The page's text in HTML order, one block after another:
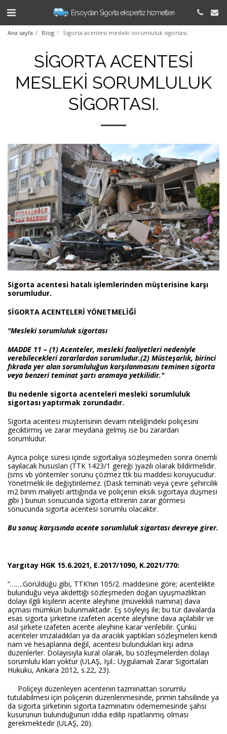
Ersoydan Sigorta ekspertiz hizmetleri
Ana sayfa Blog Sigorta acentesi mesleki sorumluluk sigortası.
SIGORTA ACENTESI
MESLEKI SORUMLULUK
SIGORTASI.
Sigorta acentesi hatalı işlemlerinden müşterisine karşı
sorumludur.
SİGORTA ACENTELERİ YÖNETMELİĞİ
"Mesleki sorumluluk sigortası
MADDE 11 – (1) Acenteler, mesleki faaliyetleri nedeniyle
verebilecekleri zararlardan sorumludur.(2) Müsteşarlık, birinci
fıkrada yer alan sorumluluğun karşılanmasını teminen sigorta
veya benzeri teminat şartı aramaya yetkilidir."
Bu nedenle sigorta acenteleri mesleki sorumluluk
sigortası yaptırmak zorundadır.
Sigorta acentesi müşterisinin devam niteliğindeki poliçesini
geciktirmiş ve zarar meydana gelmiş ise bu zarardan
sorumludur.
Ayrıca poliçe süresi içinde sigortalıya sözleşmeden sonra önemli
sayılacak hususları (TTK 1423/1 gereği )yazılı olarak bildirmelidir.
(sms vb yöntemler sorunu çözmez ttk bu maddesi koruyucudur.
Yönetmelik ile değiştirilemez. (Dask teminatı veya çevre şehircilik
m2 birim maliyeti arttığında ve poliçenin eksik sigortaya düşmesi
gibi ) bunun sonucunda sigorta ettirenin zarar görmesi
sonucunda sigorta acentesi sorumlu olacaktır.
Bu sonuç karşısında acente sorumluluk sigortası devreye girer.
Yargıtay HGK 15.6.2021, E.2017/1090, K.2021/770:
“…….Görüldüğü gibi, TTK’nın 105/2. maddesine göre; acentelikte
bulunduğu veya akdettiği sözleşmeden doğan uyuşmazlıktan
dolayı ilgili kişilerin acente aleyhine (müvekkili namına) dava
açması mümkün bulunmaktadır. Eş söyleyiş ile; bu tür davalarda
esas sigorta şirketine izafeten acente aleyhine dava açılabilir ve
asıl şirkete izafeten acente aleyhine karar verilebilir. Çünkü
acenteler imzaladıkları ya da aracılık yaptıkları sözleşmeleri kendi
nam ve hesaplarına değil, acentesi bulundukları kişi adına
düzenlerler. Dolayısıyla kural olarak, bu sözleşmelerden dolayı
sorumlulu kları yoktur (ULAŞ, Işıl.: Uygulamalı Zarar Sigortaları
Hukuku, Ankara 2012, s.22, 23).
Poliçeyi düzenleyen acentenin tazminattan sorumlu
tutulabilmesi için poliçenin düzenlenmesinde, primin tahsilinde ya
da sigorta şirketinin sigorta tazminatını ödememesinde şahsi
kusurunun bulunduğunun iddia edilip ispatlanmış olması
gerekmektedir (ULAŞ, 20).